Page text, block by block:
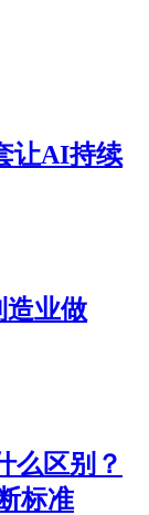
让AI持续
造业做
么区别？
标准